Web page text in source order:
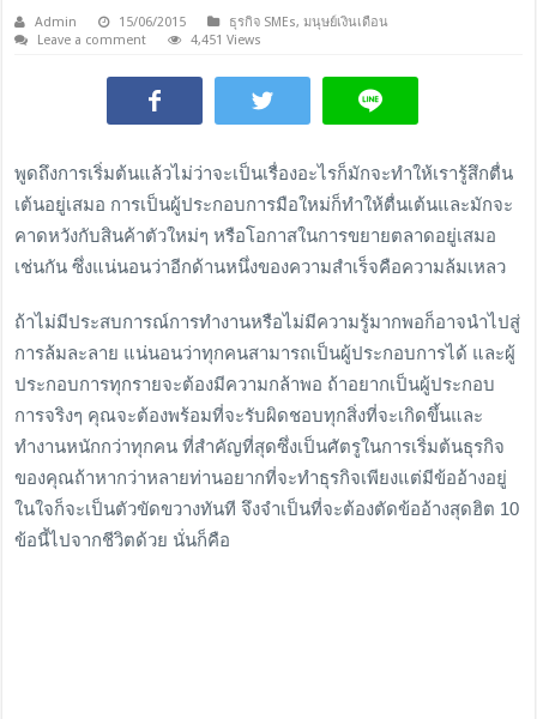
Admin 15/06/2015 ธุรกิจ SMEs,มนุษย์เงินเดือน
Leave a comment
4,451 Views
พูดถึงการเริ่มต้นแล้วไม่ว่าจะเป็นเรื่องอะไรก็มักจะทำให้เรารู้สึกตื่น
เต้นอยู่เสมอ การเป็นผู้ประกอบการมือใหม่ก็ทำให้ตื่นเต้นและมักจะ
คาดหวังกับสินค้าตัวใหม่ๆ หรือโอกาสในการขยายตลาดอยู่เสมอ
เช่นกัน ซึ่งแน่นอนว่าอีกด้านหนึ่งของความสำเร็จคือความล้มเหลว
ถ้าไม่มีประสบการณ์การทำงานหรือไม่มีความรู้มากพอก็อาจนำไปสู่
การล้มละลาย แน่นอนว่าทุกคนสามารถเป็นผู้ประกอบการได้ และผู้
ประกอบการทุกรายจะต้องมีความกล้าพอ ถ้าอยากเป็นผู้ประกอบ
การจริงๆ คุณจะต้องพร้อมที่จะรับผิดชอบทุกสิ่งที่จะเกิดขึ้นและ
ทำงานหนักกว่าทุกคน ที่สำคัญที่สุดซึ่งเป็นศัตรูในการเริ่มต้นธุรกิจ
ของคุณถ้าหากว่าหลายท่านอยากที่จะทำธุรกิจเพียงแต่มีข้ออ้างอยู่
ในใจก็จะเป็นตัวขัดขวางทันที จึงจำเป็นที่จะต้องตัดข้ออ้างสุดฮิต 10
ข้อนี้ไปจากชีวิตด้วย นั่นก็คือ